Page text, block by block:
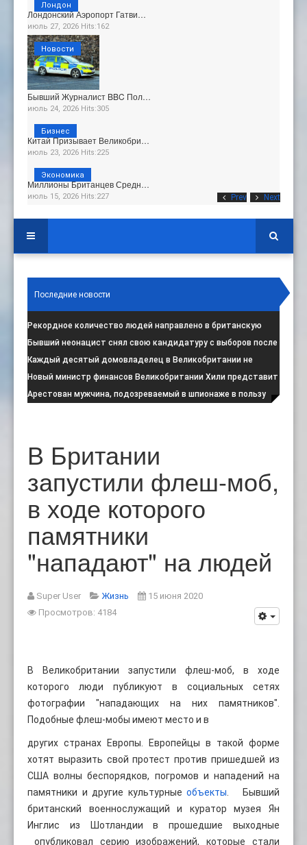
Prev Next
Лондонский Аэропорт Гатви…
июль 27, 2026 Hits:162
Лондон
Бывший Журналист BBC Пол…
июль 24, 2026 Hits:305
Новости
Китай Призывает Великобри…
июль 23, 2026 Hits:225
Бизнес
Миллионы Британцев Средн…
июль 15, 2026 Hits:227
Экономика
Последние новости
Рекордное количество людей направлено в британскую
программу по борьбе с радикал:
Бывший неонацист снял свою кандидатуру с выборов после
негативной реакции общест:
Каждый десятый домовладелец в Великобритании не
намерен соблюдать запрет на испо:
Новый министр финансов Великобритании Хили представит
свой первый бюджет 28 октя:
Арестован мужчина, подозреваемый в шпионаже в пользу
В Британии
запустили флеш-моб,
в ходе которого
памятники
"нападают" на людей
Super User Жизнь
15 июня 2020
Просмотров: 4184
В Великобритании запустили флеш-моб, в ходе
которого люди публикуют в социальных сетях
фотографии "нападающих на них памятников".
Подобные флеш-мобы имеют место и в
других странах Европы. Европейцы в такой форме
хотят выразить свой протест против пришедшей из
США волны беспорядков, погромов и нападений на
памятники и другие культурныеобъекты . Бывший
британский военнослужащий и куратор музея Ян
Инглис из Шотландии в прошедшие выходные
опубликовал серию изображений, которые стали